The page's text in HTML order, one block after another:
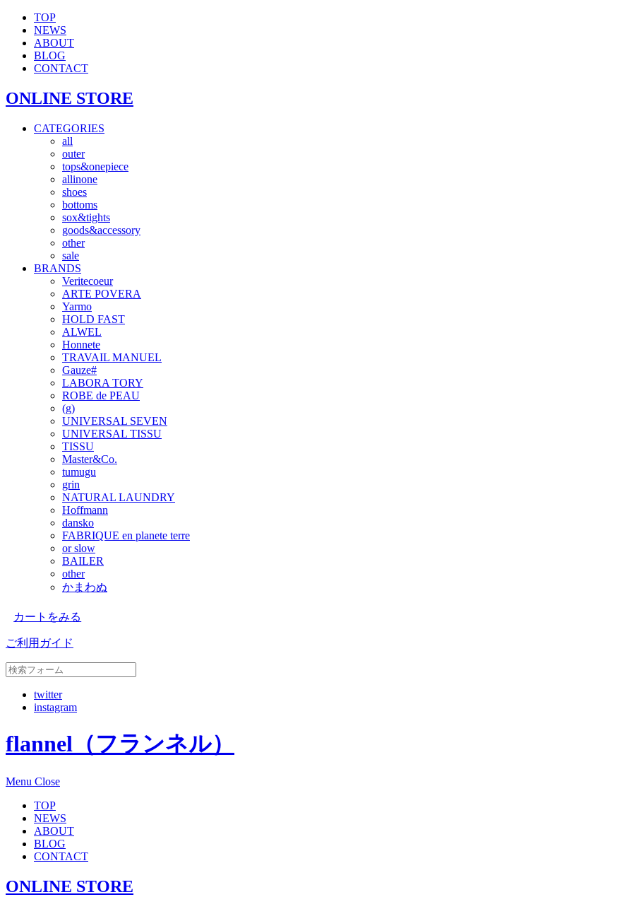
TOP
NEWS
ABOUT
BLOG
CONTACT
ONLINE STORE
CATEGORIES
all
outer
tops&onepiece
allinone
shoes
bottoms
sox&tights
goods&accessory
other
sale
BRANDS
Veritecoeur
ARTE POVERA
Yarmo
HOLD FAST
ALWEL
Honnete
TRAVAIL MANUEL
Gauze#
LABORA TORY
ROBE de PEAU
(g)
UNIVERSAL SEVEN
UNIVERSAL TISSU
TISSU
Master&Co.
tumugu
grin
NATURAL LAUNDRY
Hoffmann
dansko
FABRIQUE en planete terre
or slow
BAILER
other
かまわぬ
カートをみる
ご利用ガイド
twitter
instagram
flannel（フランネル）
Menu Close
TOP
NEWS
ABOUT
BLOG
CONTACT
ONLINE STORE